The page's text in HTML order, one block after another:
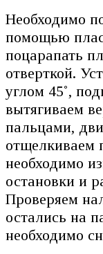
Необходимо
помощью
поцарапать
отверткой.
углом 45˚,
вытягиваем
пальцами,
отщелкиваем
необходимо
остановки и
Проверяем
остались на
необходимо